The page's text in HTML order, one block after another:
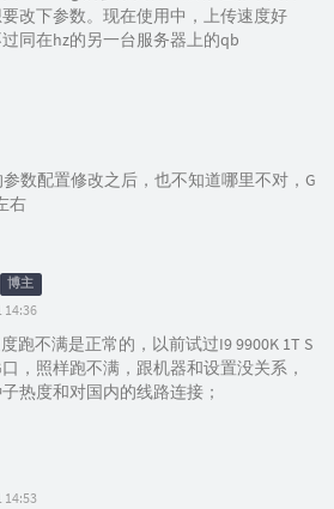
改下参数。现在使用中，上传速度好
同在hz的另一台服务器上的qb
数配置修改之后，也不知道哪里不对，G
右
博主
14:36
跑不满是正常的，以前试过I9 9900K 1T S
口，照样跑不满，跟机器和设置没关系，
热度和对国内的线路连接；
14:53